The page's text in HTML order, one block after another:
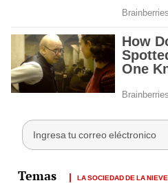
LA SOCIEDAD DE LA NIEVE